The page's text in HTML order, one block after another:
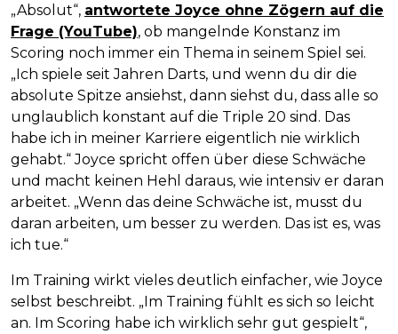
„Absolut“, antwortete Joyce ohne Zögern auf die
Frage (YouTube), ob mangelnde Konstanz im
Scoring noch immer ein Thema in seinem Spiel sei.
„Ich spiele seit Jahren Darts, und wenn du dir die
absolute Spitze ansiehst, dann siehst du, dass alle so
unglaublich konstant auf die Triple 20 sind. Das
habe ich in meiner Karriere eigentlich nie wirklich
gehabt.“ Joyce spricht offen über diese Schwäche
und macht keinen Hehl daraus, wie intensiv er daran
arbeitet. „Wenn das deine Schwäche ist, musst du
daran arbeiten, um besser zu werden. Das ist es, was
ich tue.“
Im Training wirkt vieles deutlich einfacher, wie Joyce
selbst beschreibt. „Im Training fühlt es sich so leicht
an. Im Scoring habe ich wirklich sehr gut gespielt“,